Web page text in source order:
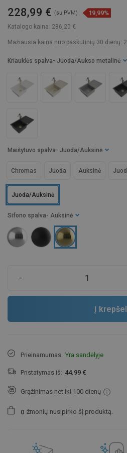
Katalogo kaina: 286,20 €
228,99 € (su PVM) 19,99%
Mažiausia kaina nuo paskutinių 30 dienų:
Sifono spalva - Auksinė
Kriauklės spalva - Juoda/Aukso metalinė
Maišytuvo spalva - Juoda/Auksinė
Juoda
Chromas Auksinė
Juoda/Auksinė
-
Į
Prieinamumas: Yra sandėlyje
Pristatymas iš: 44.99 €
Grąžinimas net iki 100 dienų
0 žmonių nusipirko šį produktą.